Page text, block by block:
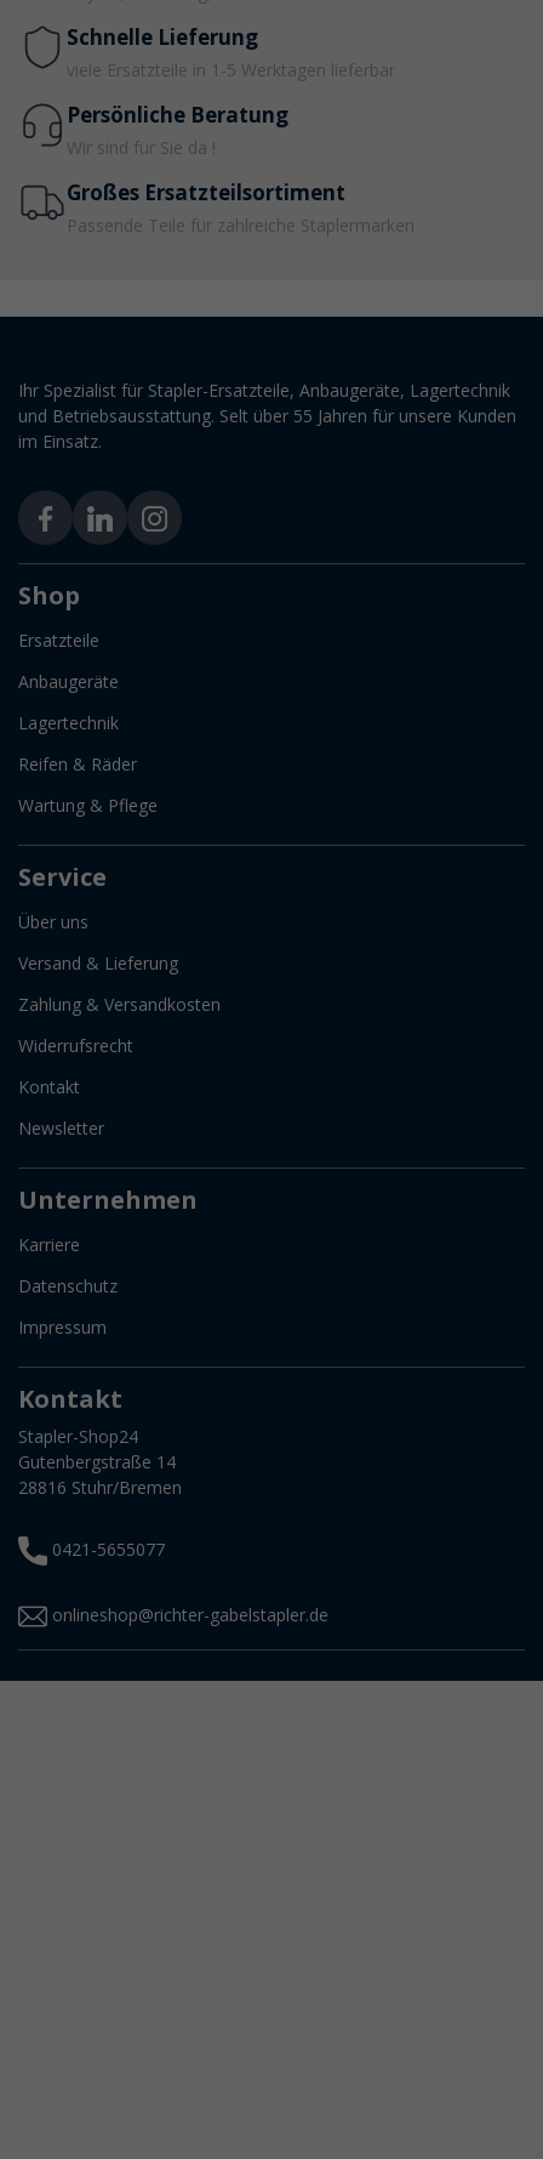
Schnelle Lieferung
viele Ersatzteile in 1-5 Werktagen lieferbar
Persönliche Beratung
Wir sind für Sie da !
Großes Ersatzteilsortiment
Passende Teile für zahlreiche Staplermarken
Ihr Spezialist für Stapler-Ersatzteile, Anbaugeräte, Lagertechnik
und Betriebsausstattung. Selt über 55 Jahren für unsere Kunden
im Einsatz.
Shop
Ersatzteile
Anbaugeräte
Lagertechnik
Reifen & Räder
Wartung & Pflege
Service
Über uns
Versand & Lieferung
Zahlung & Versandkosten
Widerrufsrecht
Kontakt
Newsletter
Unternehmen
Karriere
Datenschutz
Impressum
Kontakt
Stapler-Shop24
Gutenbergstraße 14
28816 Stuhr/Bremen
0421-5655077
onlineshop@richter-gabelstapler.de